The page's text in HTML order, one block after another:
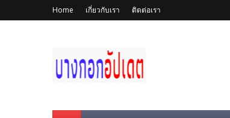
Home เกี่ยวกับเรา ติดต่อเรา